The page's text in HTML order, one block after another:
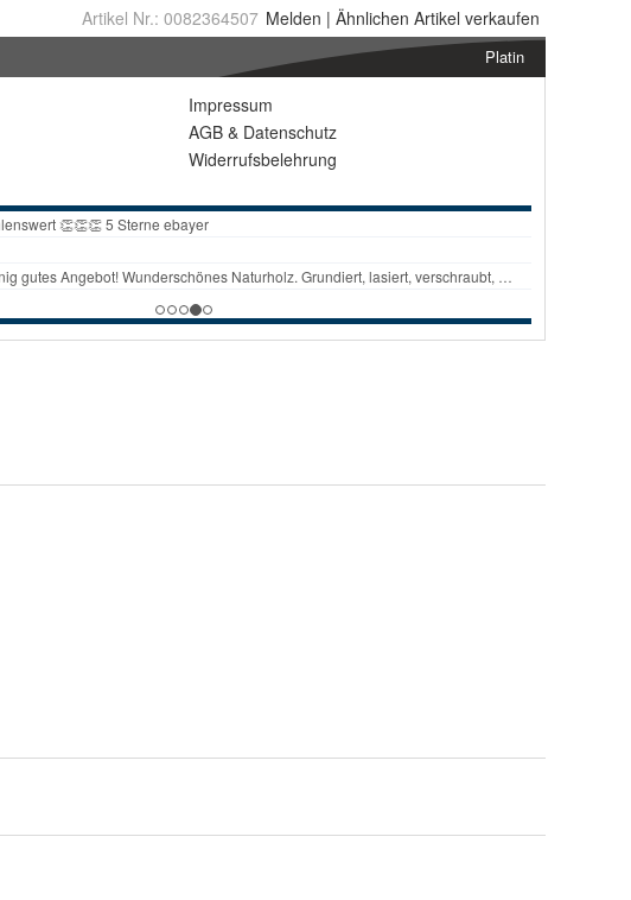
Artikel Nr.: 0082364507 Melden | Ähnlichen Artikel verkaufen
Platin
Impressum
AGB & Datenschutz
Widerrufsbelehrung